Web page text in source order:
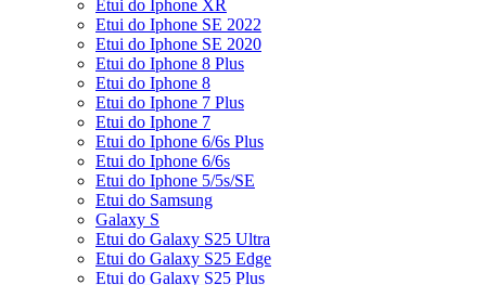
Etui do Iphone XR
Etui do Iphone SE 2022
Etui do Iphone SE 2020
Etui do Iphone 8 Plus
Etui do Iphone 8
Etui do Iphone 7 Plus
Etui do Iphone 7
Etui do Iphone 6/6s Plus
Etui do Iphone 6/6s
Etui do Iphone 5/5s/SE
Etui do Samsung
Galaxy S
Etui do Galaxy S25 Ultra
Etui do Galaxy S25 Edge
Etui do Galaxy S25 Plus